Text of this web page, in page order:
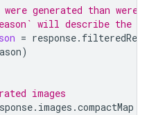
generated than were
will describe the
= response. filteredReason
)
images
. images .compactMap